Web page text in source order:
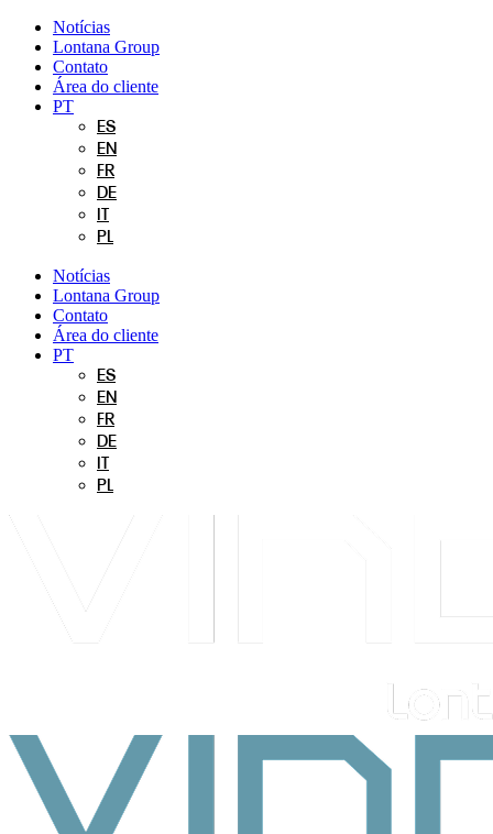
Pular
para
conteúdo
Notícias
Lontana Group
Contato
Área do cliente
PT
ES
EN
FR
DE
PL
Notícias
Lontana Group
Contato
Área do cliente
PT
ES
EN
FR
DE
PL